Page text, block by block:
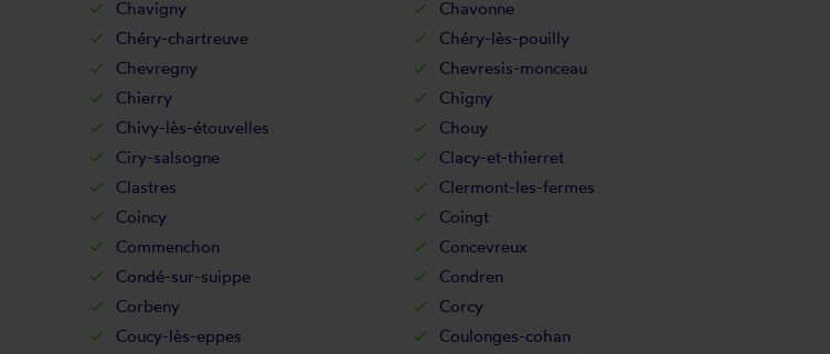
Chavigny
Chavonne
Chéry-chartreuve
Chéry-lès-pouilly
Chevregny
Chevresis-monceau
Chierry
Chigny
Chivy-lès-étouvelles
Chouy
Ciry-salsogne
Clacy-et-thierret
Clastres
Clermont-les-fermes
Coincy
Coingt
Commenchon
Concevreux
Condé-sur-suippe
Condren
Corbeny
Corcy
Coucy-lès-eppes
Coulonges-cohan